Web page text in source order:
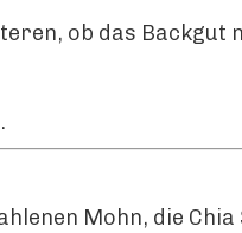
ob das Backgut
Mohn, die